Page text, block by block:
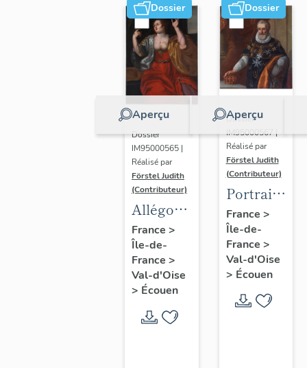
Dossier
Aperçu
Dossier
IM95000565 |
Réalisé par
Förstel Judith
(Contributeur)
Allégories
du
Toucher
et de la
Vue.
France >
Île-de-
France >
Val-d'Oise
> Écouen
Dossier
Aperçu
Dossier
IM95000567 |
Réalisé par
Förstel Judith
(Contributeur)
Portrait
du roi
Henri IV
France >
Île-de-
France >
Val-d'Oise
> Écouen